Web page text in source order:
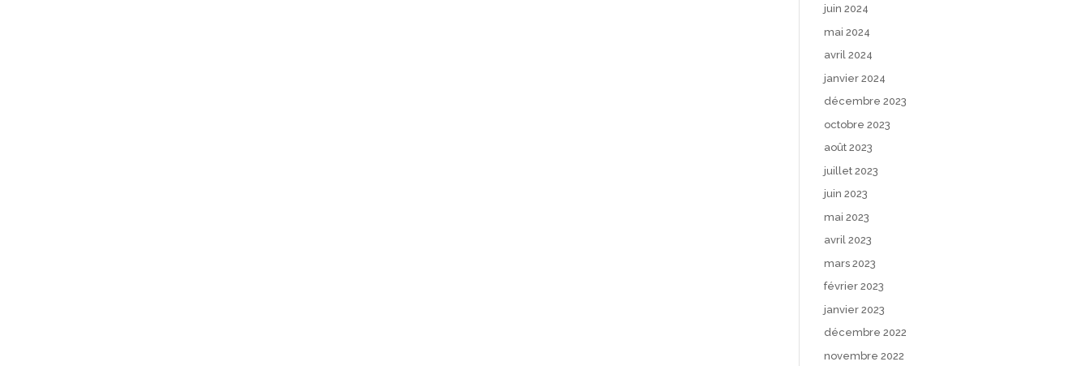
juin 2024
mai 2024
avril 2024
janvier 2024
décembre 2023
octobre 2023
août 2023
juillet 2023
juin 2023
mai 2023
avril 2023
mars 2023
février 2023
janvier 2023
décembre 2022
novembre 2022